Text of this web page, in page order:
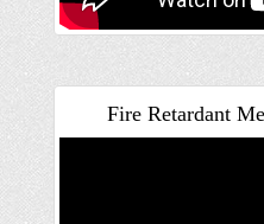
Fire Retardant